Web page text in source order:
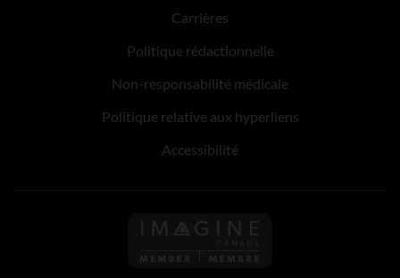
Carrières
Politique rédactionnelle
Non-responsabilité médicale
Politique relative aux hyperliens
Accessibilité